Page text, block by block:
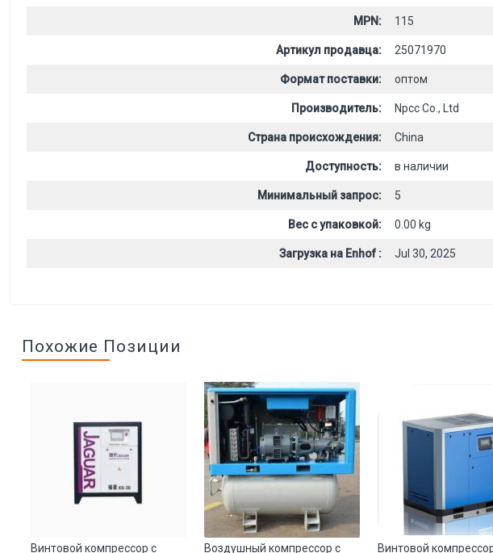
MPN: 115
Артикул продавца: 25071970
Формат поставки: оптом
Производитель: Npcc Co., Ltd
Страна происхождения: China
Доступность: в наличии
Минимальный запрос: 5
Вес с упаковкой: 0.00 kg
Загрузка на Enhof : Jul 30, 2025
Похожие Позиции
Винтовой компрессор с
Воздушный компрессор с
Винтовой